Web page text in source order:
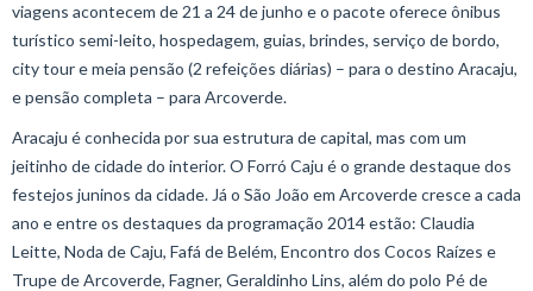
viagens acontecem de 21 a 24 de junho e o pacote oferece ônibus
turístico semi-leito, hospedagem, guias, brindes, serviço de bordo,
city tour e meia pensão (2 refeições diárias) – para o destino Aracaju,
e pensão completa – para Arcoverde.
Aracaju é conhecida por sua estrutura de capital, mas com um
jeitinho de cidade do interior. O Forró Caju é o grande destaque dos
festejos juninos da cidade. Já o São João em Arcoverde cresce a cada
ano e entre os destaques da programação 2014 estão: Claudia
Leitte, Noda de Caju, Fafá de Belém, Encontro dos Cocos Raízes e
Trupe de Arcoverde, Fagner, Geraldinho Lins, além do polo Pé de